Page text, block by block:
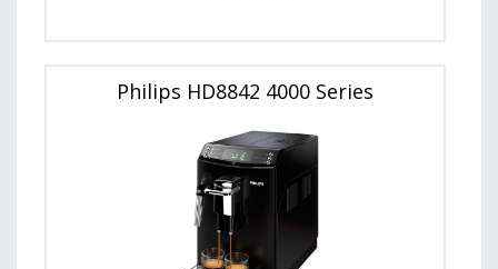
Philips HD8842 4000 Series